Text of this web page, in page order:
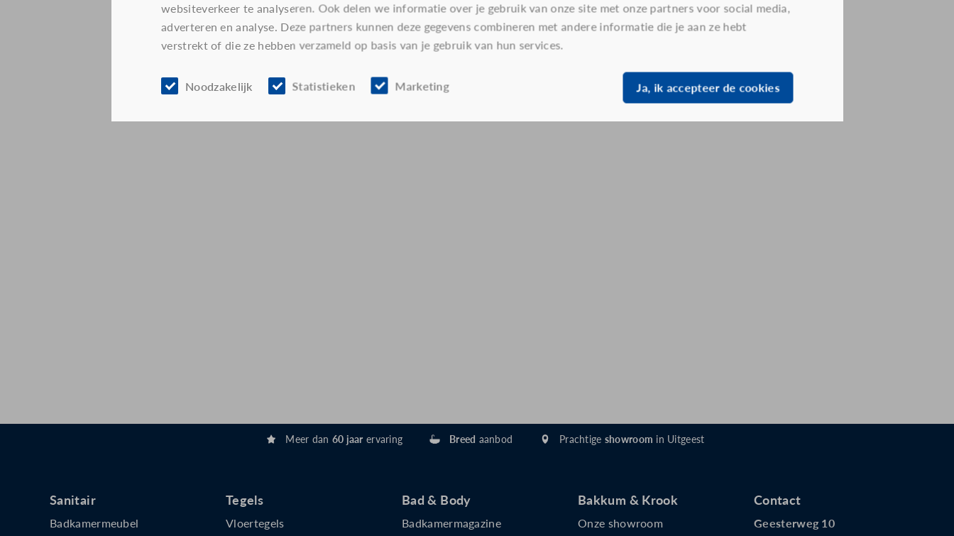
websiteverkeer te analyseren. Ook delen we informatie over je gebruik van onze site met onze partners voor social media,
adverteren en analyse. Deze partners kunnen deze gegevens combineren met andere informatie die je aan ze hebt
verstrekt of die ze hebben verzameld op basis van je gebruik van hun services.
Noodzakelijk Statistieken Marketing Ja, ik accepteer de cookies
Meer dan 60 jaar ervaring Breed aanbod Prachtige showroom in Uitgeest
Sanitair
Badkamermeubel
Tegels
Vloertegels
Bad & Body
Badkamermagazine
Bakkum & Krook
Onze showroom
Contact
Geesterweg 10